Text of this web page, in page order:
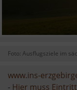
Foto: Ausflugsziele im
www.ins-
- Hier muss